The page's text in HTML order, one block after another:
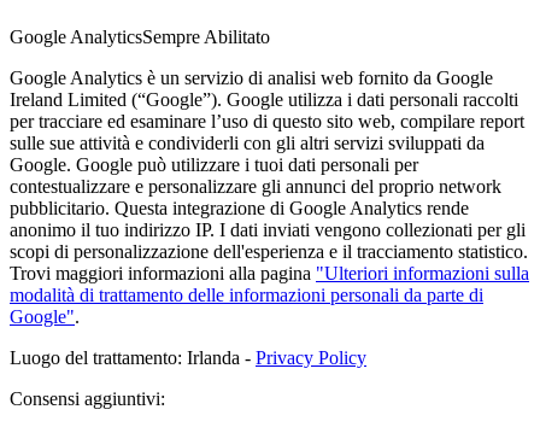
Google AnalyticsSempre Abilitato
Google Analytics è un servizio di analisi web fornito da Google
Ireland Limited (“Google”). Google utilizza i dati personali raccolti
per tracciare ed esaminare l’uso di questo sito web, compilare report
sulle sue attività e condividerli con gli altri servizi sviluppati da
Google. Google può utilizzare i tuoi dati personali per
contestualizzare e personalizzare gli annunci del proprio network
pubblicitario. Questa integrazione di Google Analytics rende
anonimo il tuo indirizzo IP. I dati inviati vengono collezionati per gli
scopi di personalizzazione dell'esperienza e il tracciamento statistico.
Trovi maggiori informazioni alla pagina "Ulteriori informazioni sulla
modalità di trattamento delle informazioni personali da parte di
Google".
Luogo del trattamento: Irlanda - Privacy Policy
Consensi aggiuntivi: